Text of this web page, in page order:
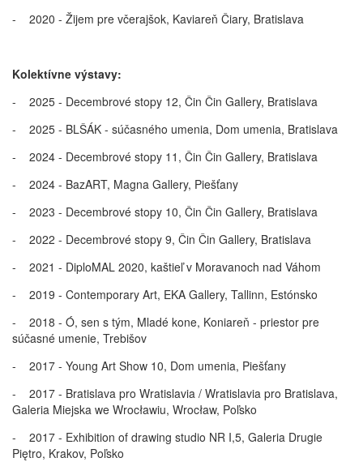
- 2020 - Žijem pre včerajšok, Kaviareň Čiary, Bratislava
Kolektívne výstavy:
- 2025 - Decembrové stopy 12, Čin Čin Gallery, Bratislava
- 2025 - BLŠÁK - súčasného umenia, Dom umenia, Bratislava
- 2024 - Decembrové stopy 11, Čin Čin Gallery, Bratislava
- 2024 - BazART, Magna Gallery, Piešťany
- 2023 - Decembrové stopy 10, Čin Čin Gallery, Bratislava
- 2022 - Decembrové stopy 9, Čin Čin Gallery, Bratislava
- 2021 - DiploMAL 2020, kaštieľ v Moravanoch nad Váhom
- 2019 - Contemporary Art, EKA Gallery, Tallinn, Estónsko
- 2018 - Ó, sen s tým, Mladé kone, Koniareň - priestor pre
súčasné umenie, Trebišov
- 2017 - Young Art Show 10, Dom umenia, Piešťany
- 2017 - Bratislava pro Wratislavia / Wratislavia pro Bratislava,
Galeria Miejska we Wrocławiu, Wrocław, Poľsko
- 2017 - Exhibition of drawing studio NR I,5, Galeria Drugie
Piętro, Krakov, Poľsko